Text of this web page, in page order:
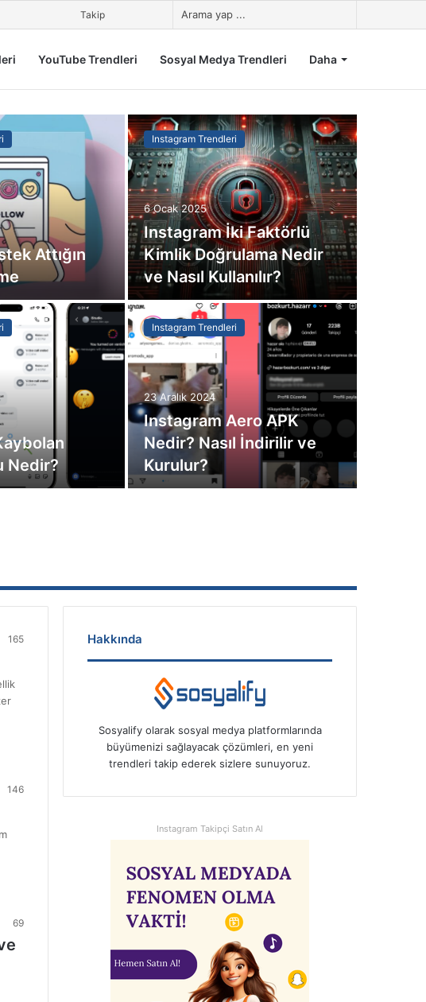
Kenar
Takip
YouTube Trendleri Sosyal Medya Trendleri Daha
Attığın
Instagram Trendleri
6 Ocak 2025
Instagram İki Faktörlü
Kimlik Doğrulama Nedir
ve Nasıl Kullanılır?
Nedir?
Instagram Trendleri
23 Aralık 2024
Instagram Aero APK
Nedir? Nasıl İndirilir ve
Kurulur?
165
146
69
Hakkında
Sosyalify olarak sosyal medya platformlarında
büyümenizi sağlayacak çözümleri, en yeni
trendleri takip ederek sizlere sunuyoruz.
Instagram Takipçi Satın Al